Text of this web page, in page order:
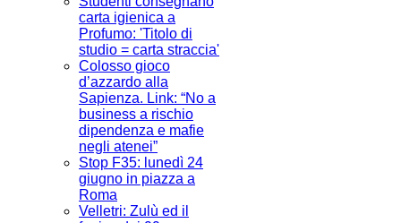
carta igienica a
Profumo: 'Titolo di
studio = carta straccia'
Colosso gioco
d’azzardo alla
Sapienza. Link: “No a
business a rischio
dipendenza e mafie
negli atenei”
Stop F35: lunedì 24
giugno in piazza a
Roma
Velletri: Zulù ed il